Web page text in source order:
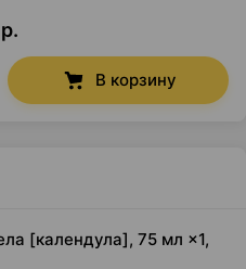
В корзину
[календула], 75 мл ×1,